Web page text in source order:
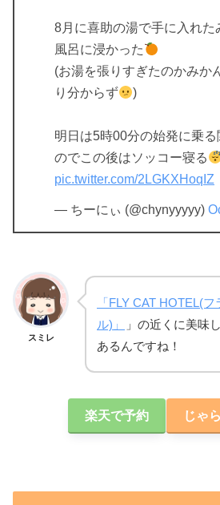
8月に喜助の湯で手に入れた
風呂に浸かった
(お湯を張りすぎたのかみか
り分からず
)
明日は5時00分の始発に乗
のでこの後はソッコー寝る
pic.twitter.com/2LGKXHoqIZ
— ちーにぃ (@chynyyyyy)
スミレ
「FLY CAT HOTEL(
ル)」
」の近くに美味
あるんですね！
楽天で予約 じゃ